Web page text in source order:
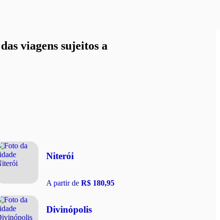
viagens sujeitos a
Niterói
A partir de R$ 180,95
Divinópolis